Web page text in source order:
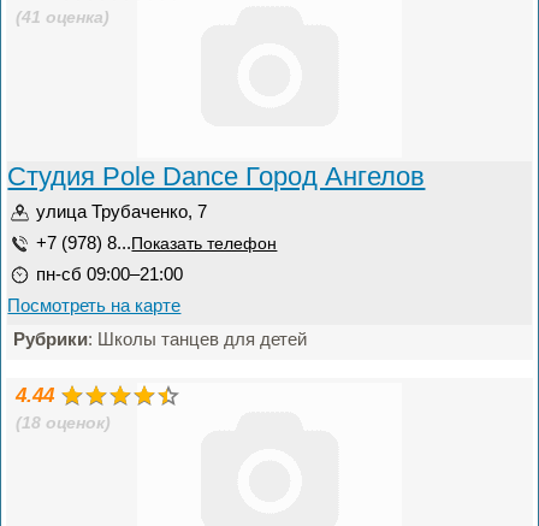
(41 оценка)
Студия Pole Dance Город Ангелов
улица Трубаченко, 7
+7 (978) 8... Показать телефон
пн-сб 09:00–21:00
Посмотреть на карте
Рубрики: Школы танцев для детей
4.44
(18 оценок)